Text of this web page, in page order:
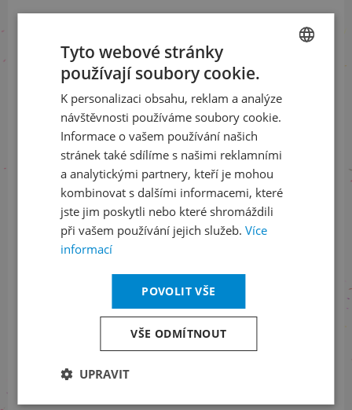
Informace o programu
+420 257 310 414
S finanční podporou
ENGLISH
Tyto webové stránky
používají soubory cookie.
K personalizaci obsahu, reklam a analýze
návštěvnosti používáme soubory cookie.
Informace o vašem používání našich
stránek také sdílíme s našimi reklamními
a analytickými partnery, kteří je mohou
kombinovat s dalšími informacemi, které
jste jim poskytli nebo které shromáždili
při vašem používání jejich služeb. Více
informací
POVOLIT VŠE
VŠE ODMÍTNOUT
UPRAVIT